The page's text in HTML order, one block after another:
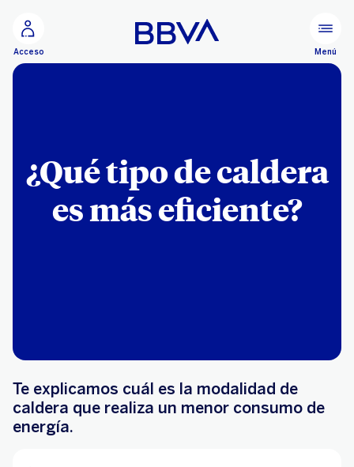
Acceso Menú
¿Qué tipo de caldera
es más eficiente?
Te explicamos cuál es la modalidad de
caldera que realiza un menor consumo de
energía.